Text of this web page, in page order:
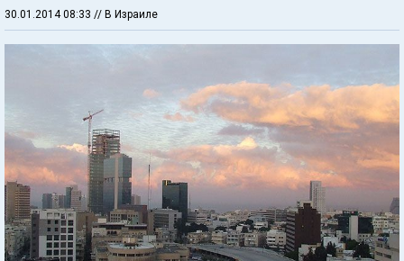
30.01.2014 08:33 // В Израиле